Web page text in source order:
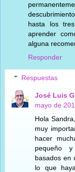
hasta los
aprender
alguna
Responder
Respuestas
José Luis
mayo de
Hola
muy
hacer
pequeño
basados en
lo que